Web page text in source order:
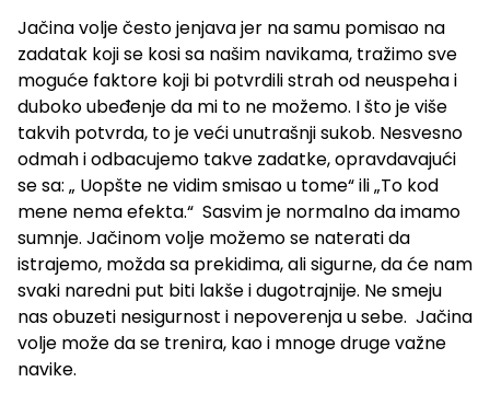
Jačina volje često jenjava jer na samu pomisao na
zadatak koji se kosi sa našim navikama, tražimo sve
moguće faktore koji bi potvrdili strah od neuspeha i
duboko ubeđenje da mi to ne možemo. I što je više
takvih potvrda, to je veći unutrašnji sukob. Nesvesno
odmah i odbacujemo takve zadatke, opravdavajući
se sa: „ Uopšte ne vidim smisao u tome“ ili „To kod
mene nema efekta.“ Sasvim je normalno da imamo
sumnje. Jačinom volje možemo se naterati da
istrajemo, možda sa prekidima, ali sigurne, da će nam
svaki naredni put biti lakše i dugotrajnije. Ne smeju
nas obuzeti nesigurnost i nepoverenja u sebe. Jačina
volje može da se trenira, kao i mnoge druge važne
navike.